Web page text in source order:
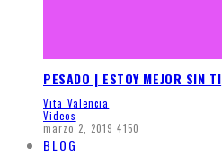
PESADO | ESTOY MEJOR SIN TI
Vita Valencia
Videos
marzo 2, 2019 4150
BLOG